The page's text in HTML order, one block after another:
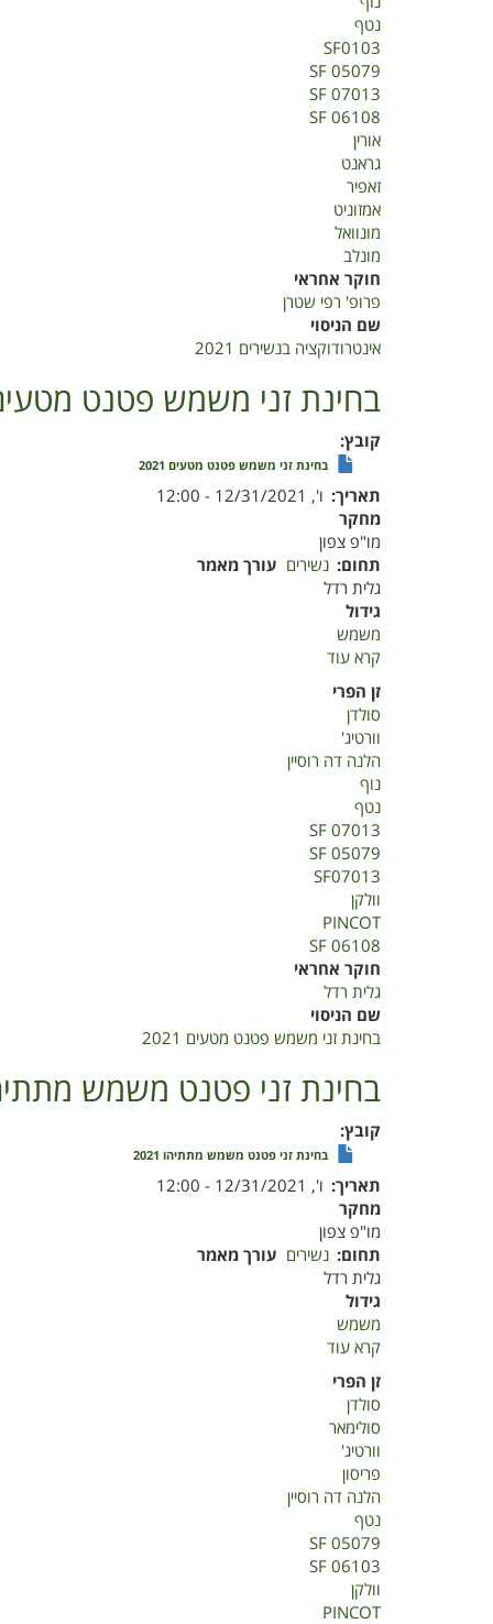
נטף
SF0103
SF 05079
SF 07013
SF 06108
אורין
גראנט
זאפיר
אמזוניט
מונוואל
מונלב
חוקר אחראי
פרופ' רפי שטרן
שם הניסוי
אינטרודוקציה בנשירים 2021
בחינת זני משמש פטנט מטעים
קובץ
בחינת זני משמש פטנט מטעים 2021
תאריך ו', 12/31/2021 - 12:00
מחקר
מו"פ צפון
תחום נשירים עורך מאמר
גלית רדל
גידול
משמש
קרא עוד
מטעים
זן הפרי
סולדן
וורטיג'
הלנה דה רוסיין
נוף
נטף
SF 07013
SF 05079
SF07013
וולקן
PINCOT
SF 06108
חוקר אחראי
גלית רדל
שם הניסוי
בחינת זני משמש פטנט מטעים 2021
בחינת זני פטנט משמש מתתיהו
קובץ
בחינת זני פטנט משמש מתתיהו 2021
תאריך ו', 12/31/2021 - 12:00
מחקר
מו"פ צפון
תחום נשירים עורך מאמר
גלית רדל
גידול
משמש
קרא עוד
זן הפרי
סולדן
סולימאר
וורטיג'
פריסון
הלנה דה רוסיין
נטף
SF 05079
SF 06103
וולקן
PINCOT